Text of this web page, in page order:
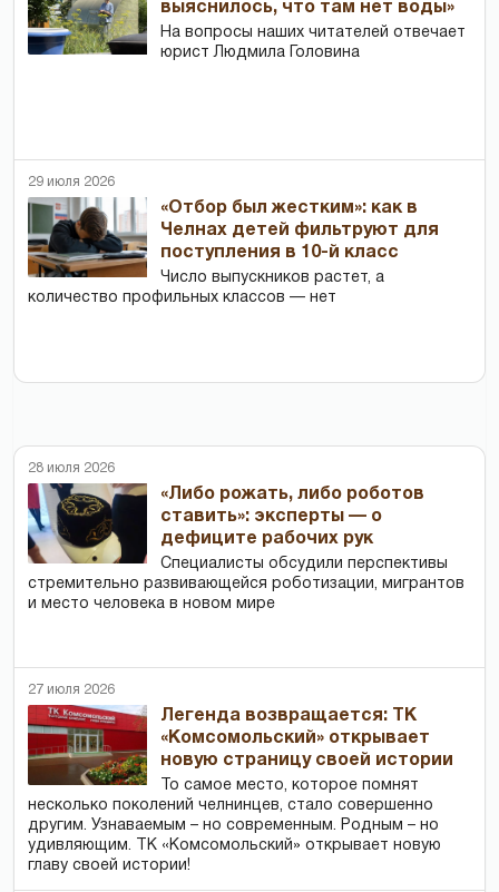
выяснилось, что там нет воды»
На вопросы наших читателей отвечает
юрист Людмила Головина
29 июля 2026
«Отбор был жестким»: как в
Челнах детей фильтруют для
поступления в 10-й класс
Число выпускников растет, а
количество профильных классов — нет
28 июля 2026
«Либо рожать, либо роботов
ставить»: эксперты — о
дефиците рабочих рук
Специалисты обсудили перспективы
стремительно развивающейся роботизации, мигрантов
и место человека в новом мире
27 июля 2026
Легенда возвращается: ТК
«Комсомольский» открывает
новую страницу своей истории
То самое место, которое помнят
несколько поколений челнинцев, стало совершенно
другим. Узнаваемым – но современным. Родным – но
удивляющим. ТК «Комсомольский» открывает новую
главу своей истории!